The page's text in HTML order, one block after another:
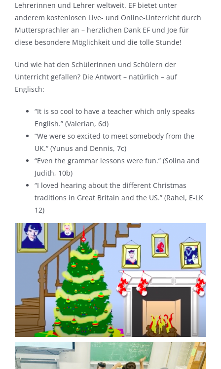
Lehrerinnen und Lehrer weltweit. EF bietet unter
anderem kostenlosen Live- und Online-Unterricht durch
Muttersprachler an – herzlichen Dank EF und Joe für
diese besondere Möglichkeit und die tolle Stunde!
Und wie hat den Schülerinnen und Schülern der
Unterricht gefallen? Die Antwort – natürlich – auf
Englisch:
“It is so cool to have a teacher which only speaks
English.” (Valerian, 6d)
“We were so excited to meet somebody from the
UK.“ (Yunus and Dennis, 7c)
“Even the grammar lessons were fun.” (Solina and
Judith, 10b)
“I loved hearing about the different Christmas
traditions in Great Britain and the US.” (Rahel, E-LK
12)